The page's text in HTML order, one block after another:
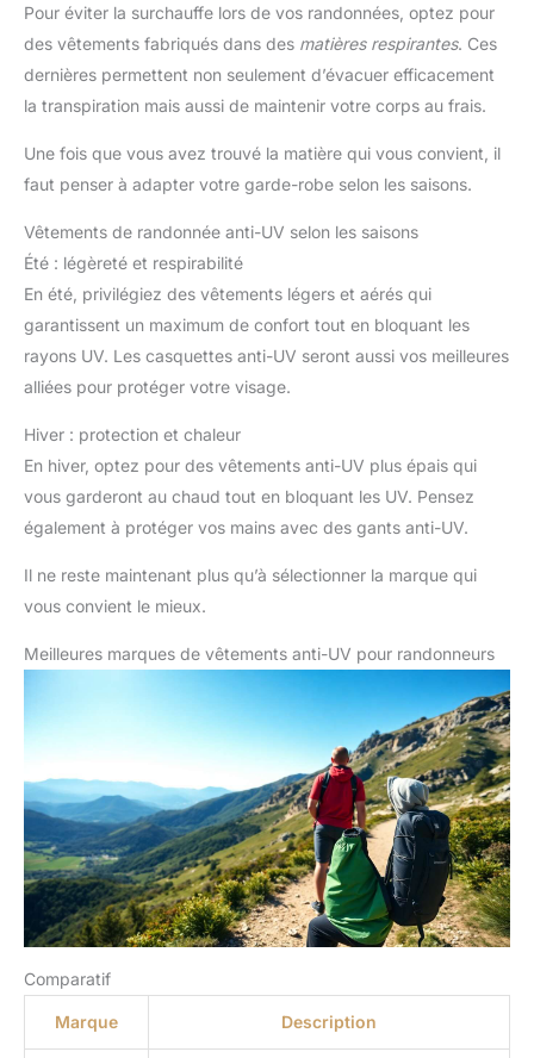
Pour éviter la surchauffe lors de vos randonnées, optez pour
des vêtements fabriqués dans des matières respirantes. Ces
dernières permettent non seulement d’évacuer efficacement
la transpiration mais aussi de maintenir votre corps au frais.
Une fois que vous avez trouvé la matière qui vous convient, il
faut penser à adapter votre garde-robe selon les saisons.
Vêtements de randonnée anti-UV selon les saisons
Été : légèreté et respirabilité
En été, privilégiez des vêtements légers et aérés qui
garantissent un maximum de confort tout en bloquant les
rayons UV. Les casquettes anti-UV seront aussi vos meilleures
alliées pour protéger votre visage.
Hiver : protection et chaleur
En hiver, optez pour des vêtements anti-UV plus épais qui
vous garderont au chaud tout en bloquant les UV. Pensez
également à protéger vos mains avec des gants anti-UV.
Il ne reste maintenant plus qu’à sélectionner la marque qui
vous convient le mieux.
Meilleures marques de vêtements anti-UV pour randonneurs
Comparatif
Marque Description